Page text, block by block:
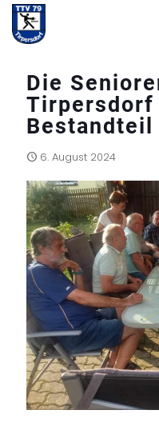
Die
Bestandteil
6. August 2024